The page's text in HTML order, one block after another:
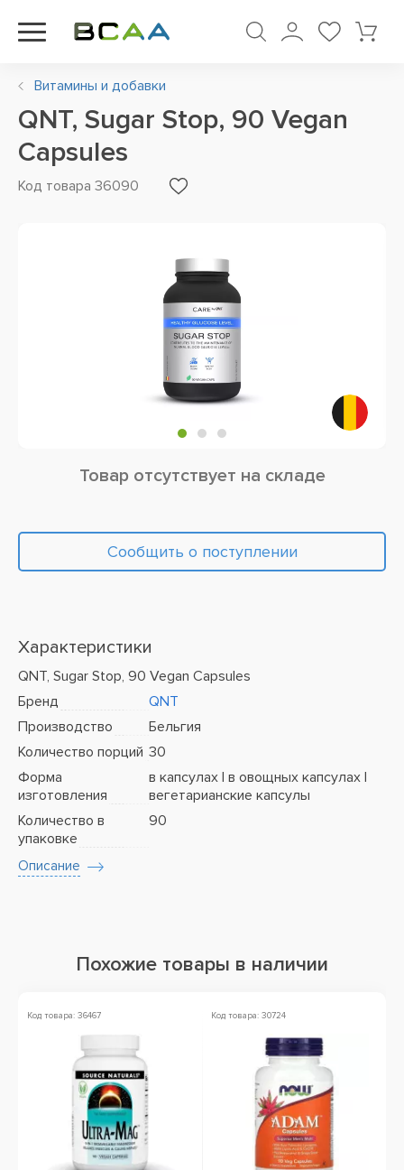
Витамины и добавки
QNT, Sugar Stop, 90 Vegan
Capsules
Код товара 36090
Товар отсутствует на складе
Сообщить о поступлении
Характеристики
QNT, Sugar Stop, 90 Vegan Capsules
Бренд
QNT
Производство
Бельгия
Количество порций 30
Форма
изготовления
в капсулах | в овощных капсулах |
вегетарианские капсулы
Количество в
упаковке
90
Описание
Похожие товары в наличии
Код товара: 36467 Код товара: 30724